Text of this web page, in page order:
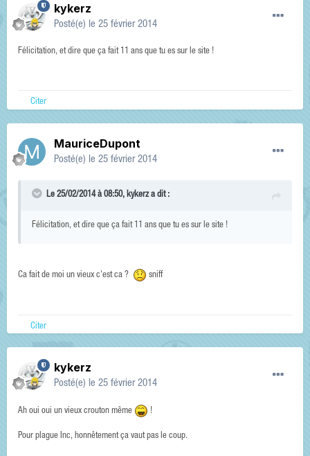
kykerz
Posté(e) le 25 février 2014
Félicitation, et dire que ça fait 11 ans que tu es sur le site !
Citer
MauriceDupont
Posté(e) le 25 février 2014
Le 25/02/2014 à 08:50, kykerz a dit :
Félicitation, et dire que ça fait 11 ans que tu es sur le site !
Ca fait de moi un vieux c'est ca ? sniff
Citer
kykerz
Posté(e) le 25 février 2014
Ah oui oui un vieux crouton même !
Pour plague Inc, honnêtement ça vaut pas le coup.